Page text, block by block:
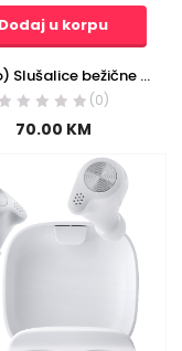
Dodaj u korpu
(Intenso) Slušalice bežične sa kutijicom za punjenje, ANC, Bluetooth – Buds Plus T310AE White
(0)
70.00 KM